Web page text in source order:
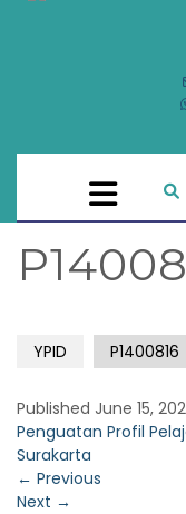
YPID P1400816
Published June 15,
Penguatan Profil
Surakarta
← Previous
Next →